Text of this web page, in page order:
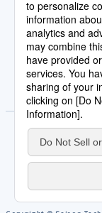
パートナー
使用許諾契約/
サービス規約免
個人情報の取扱
Cookieポリシー
カスタマーハラ